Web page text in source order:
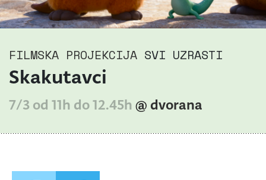
FILMSKA PROJEKCIJA SVI UZRASTI
Skakutavci
7/3 od 11h do 12.45h @ dvorana